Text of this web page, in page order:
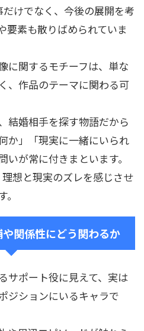
けでなく、今後の展開を考
要素も散りばめられていま
に関するモチーフは、単な
、作品のテーマに関わる可
結婚相手を探す物語だから
か」「現実に一緒にいられ
が常に付きまといます。
想と現実のズレを感じさせ
関係性にどう関わるか
サポート役に見えて、実は
ジションにいるキャラで